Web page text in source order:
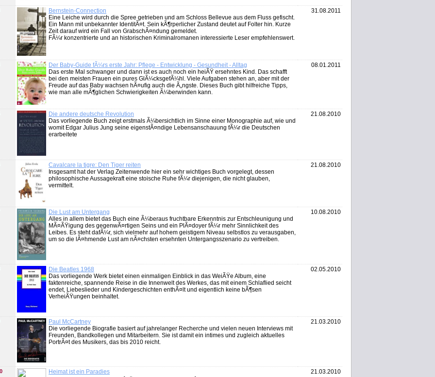
Bernstein-Connection
Eine Leiche wird durch die Spree getrieben und am Schloss Bellevue aus dem Fluss gefischt.
Ein Mann mit unbekannter IdentitÃ¤t. Sein kÃ¶rperlicher Zustand deutet auf Folter hin. Kurze
Zeit darauf wird ein Fall von GrabschÃ¤ndung gemeldet.
FÃ¼r konzentrierte und an historischen Kriminalromanen interessierte Leser empfehlenswert.
31.08.2011
Der Baby-Guide fÃ¼rs erste Jahr: Pflege - Entwicklung - Gesundheit - Alltag
Das erste Mal schwanger und dann ist es auch noch ein heiÃŸ ersehntes Kind. Das schafft
bei den meisten Frauen ein pures GlÃ¼cksgefÃ¼hl. Viele Aufgaben stehen an, aber mit der
Freude auf das Baby wachsen hÃ¤ufig auch die Ã„ngste. Dieses Buch gibt hilfreiche Tipps,
wie man alle mÃ¶glichen Schwierigkeiten Ã¼berwinden kann.
08.01.2011
Die andere deutsche Revolution
Das vorliegende Buch zeigt erstmals Ã¼bersichtlich im Sinne einer Monographie auf, wie und
womit Edgar Julius Jung seine eigenstÃ¤ndige Lebensanschauung fÃ¼r die Deutschen
erarbeitete
21.08.2010
Cavalcare la tigre: Den Tiger reiten
Insgesamt hat der Verlag Zeitenwende hier ein sehr wichtiges Buch vorgelegt, dessen
philosophische Aussagekraft eine stoische Ruhe fÃ¼r diejenigen, die nicht glauben,
vermittelt.
21.08.2010
Die Lust am Untergang
Alles in allem bietet das Buch eine Ã¼beraus fruchtbare Erkenntnis zur Entschleunigung und
MÃ¤ÃŸigung des gegenwÃ¤rtigen Seins und ein PlÃ¤doyer fÃ¼r mehr Sinnlichkeit des
Leibes. Es steht dafÃ¼r, sich vielmehr auf hohem geistigem Niveau selbstlos zu verausgaben,
um so die lÃ¤hmende Lust am nÃ¤chsten ersehnten Untergangsszenario zu vertreiben.
10.08.2010
Die Beatles 1968
Das vorliegende Werk bietet einen einmaligen Einblick in das WeiÃŸe Album, eine
faktenreiche, spannende Reise in die Innenwelt des Werkes, das mit einem Schlaflied seicht
endet, Liebeslieder und Kindergeschichten enthÃ¤lt und eigentlich keine bÃ¶sen
VerheiÃŸungen beinhaltet.
02.05.2010
Paul McCartney
Die vorliegende Biografie basiert auf jahrelanger Recherche und vielen neuen Interviews mit
Freunden, Bandkollegen und Mitarbeitern. Sie ist damit ein intimes und zugleich aktuelles
PortrÃ¤t des Musikers, das bis 2010 reicht.
21.03.2010
Heimat ist ein Paradies
21.03.2010